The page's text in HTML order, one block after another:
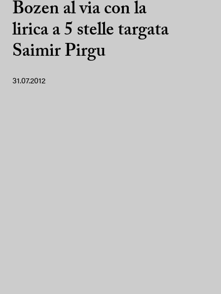
Bozen al via con la
lirica a 5 stelle targata
Saimir Pirgu
31.07.2012